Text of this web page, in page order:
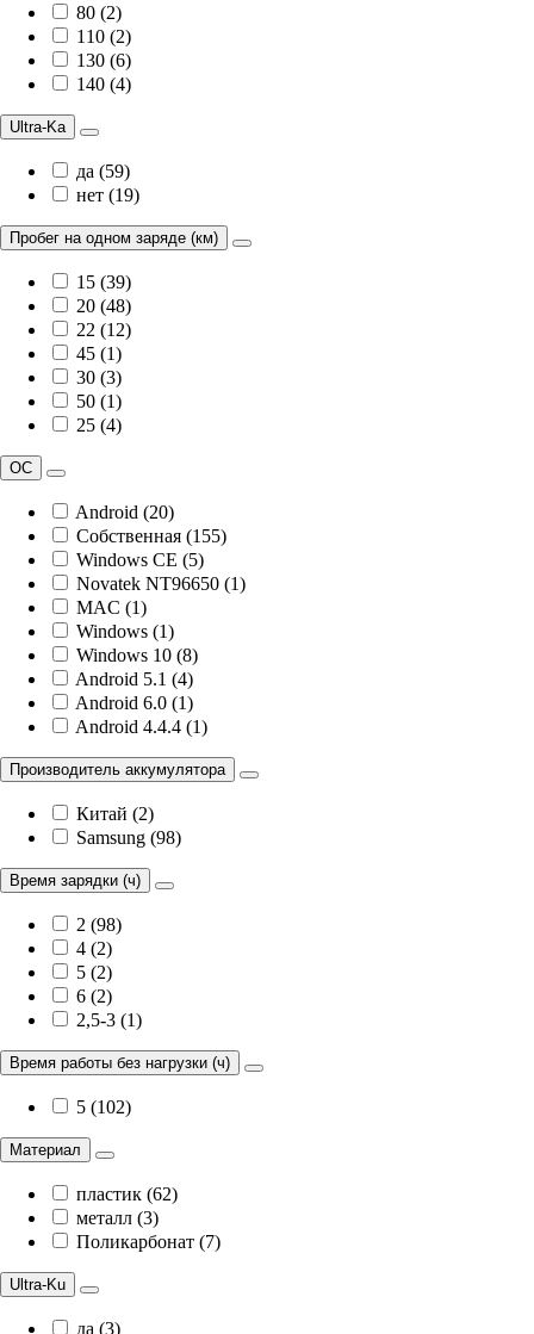
80 (2)
110 (2)
130 (6)
140 (4)
Ultra-Ka
да (59)
нет (19)
Пробег на одном заряде (км)
15 (39)
20 (48)
22 (12)
45 (1)
30 (3)
50 (1)
25 (4)
ОС
Android (20)
Собственная (155)
Windows CE (5)
Novatek NT96650 (1)
MAC (1)
Windows (1)
Windows 10 (8)
Android 5.1 (4)
Android 6.0 (1)
Android 4.4.4 (1)
Производитель аккумулятора
Китай (2)
Samsung (98)
Время зарядки (ч)
2 (98)
4 (2)
5 (2)
6 (2)
2,5-3 (1)
Время работы без нагрузки (ч)
5 (102)
Материал
пластик (62)
металл (3)
Поликарбонат (7)
Ultra-Ku
да (3)